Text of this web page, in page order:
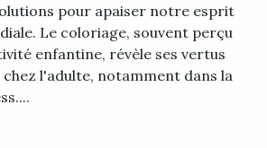
pour apaiser notre esprit
Le coloriage, souvent perçu
enfantine, révèle ses vertus
l'adulte, notamment dans la